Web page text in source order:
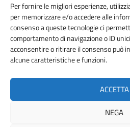
Per fornire le migliori esperienze,
per memorizzare e/o accedere alle
consenso a queste tecnologie ci
comportamento di navigazione o ID
acconsentire o ritirare il consenso può
alcune caratteristiche e funzioni.
ACCETTA
NEGA
AMMINISTRAZIONE TRASPARENTE
PRIVACY E COOKIE POLICY